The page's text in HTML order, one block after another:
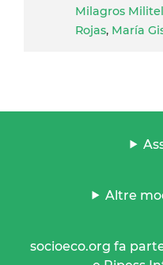
Milagros
Rojas, María
Altre
socioeco.org fa